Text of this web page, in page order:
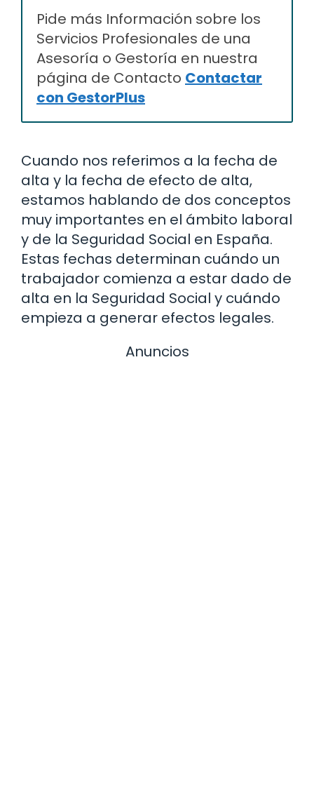
Pide más Información sobre los
Servicios Profesionales de una
Asesoría o Gestoría en nuestra
página de Contacto Contactar
con GestorPlus
Cuando nos referimos a la fecha de
alta y la fecha de efecto de alta,
estamos hablando de dos conceptos
muy importantes en el ámbito laboral
y de la Seguridad Social en España.
Estas fechas determinan cuándo un
trabajador comienza a estar dado de
alta en la Seguridad Social y cuándo
empieza a generar efectos legales.
Anuncios